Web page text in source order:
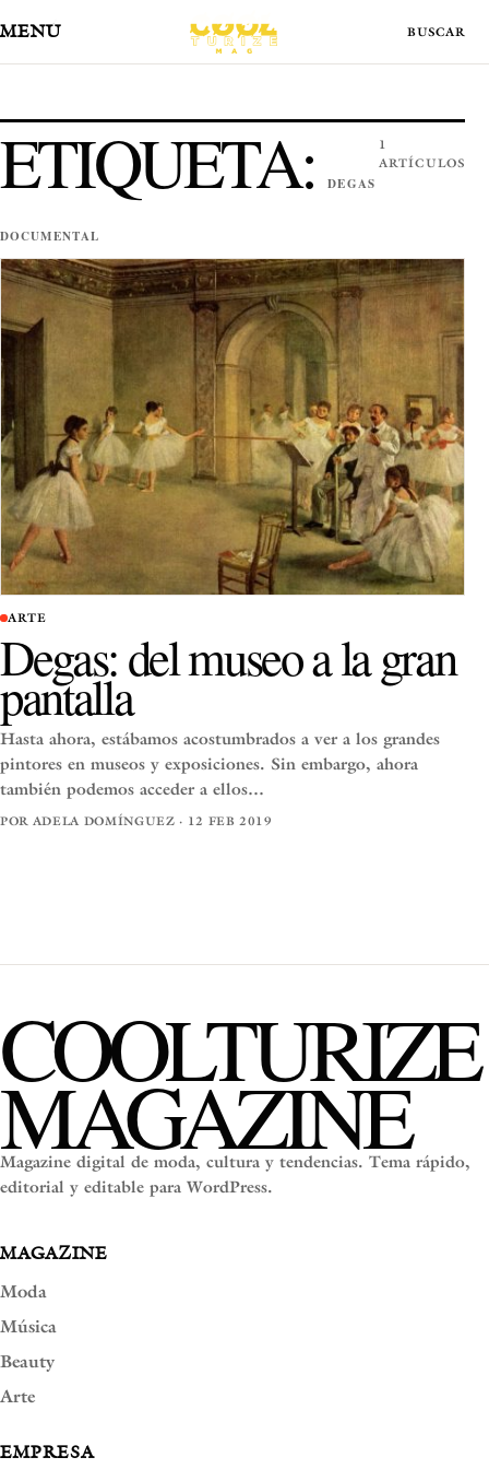
MENÚ
ETIQUETA:DEGAS
DOCUMENTAL
1
ARTÍCULOS
ARTE
Degas: del museo a la gran
pantalla
Hasta ahora, estábamos acostumbrados a ver a los grandes
pintores en museos y exposiciones. Sin embargo, ahora
también podemos acceder a ellos…
POR ADELA DOMÍNGUEZ · 12 FEB 2019
COOLTURIZE
MAGAZINE
Magazine digital de moda, cultura y tendencias. Tema rápido,
editorial y editable para WordPress.
MAGAZINE
Moda
Música
Beauty
Arte
EMPRESA